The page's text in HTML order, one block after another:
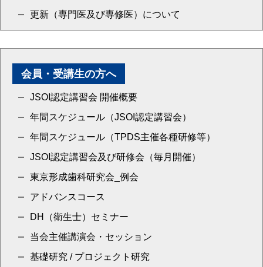
更新（専門医及び専修医）について
会員・受講生の方へ
JSOI認定講習会 開催概要
年間スケジュール（JSOI認定講習会）
年間スケジュール（TPDS主催各種研修等）
JSOI認定講習会及び研修会（毎月開催）
東京形成歯科研究会_例会
アドバンスコース
DH（衛生士）セミナー
当会主催講演会・セッション
基礎研究 / プロジェクト研究